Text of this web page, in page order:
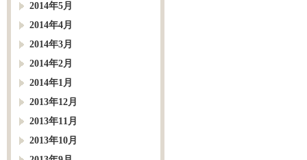
2014年5月
2014年4月
2014年3月
2014年2月
2014年1月
2013年12月
2013年11月
2013年10月